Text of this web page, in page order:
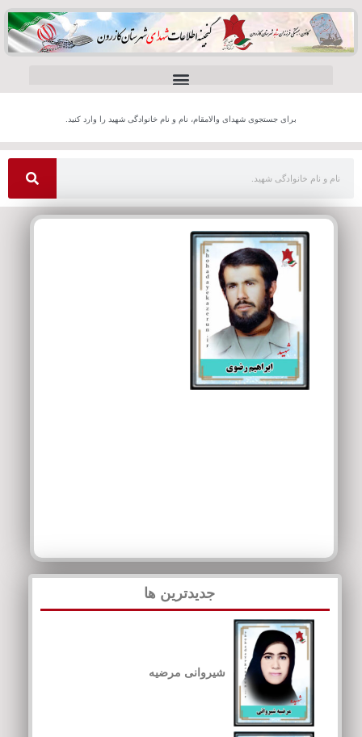
برای جستجوی شهدای والامقام، نام و نام خانوادگی شهید را وارد کنید.
جدیدترین ها
شیروانی مرضیه